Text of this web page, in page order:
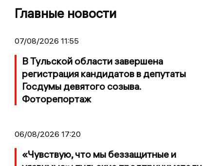
Главные новости
07/08/2026 11:55
В Тульской области завершена
регистрация кандидатов в депутаты
Госдумы девятого созыва.
Фоторепортаж
06/08/2026 17:20
«Чувствую, что мы беззащитные и